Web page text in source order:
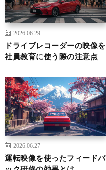
2026.06.29
ドライブレコーダーの映像を
社員教育に使う際の注意点
2026.06.27
運転映像を使ったフィードバ